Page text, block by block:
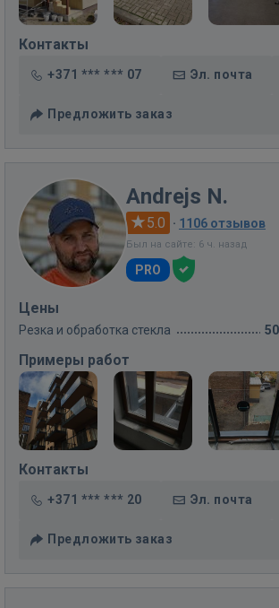
Контакты
+371 *** *** 07 Эл. почта
Предложить заказ
Andrejs N.
5.0 · 1106 отзывов
Был на сайте: 6 ч. назад
PRO
Цены
Резка и обработка стекла
Примеры работ
Контакты
+371 *** *** 20 Эл. почта
Предложить заказ